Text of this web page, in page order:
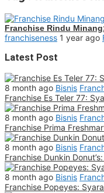
Franchise Rindu
franchiseness 1 year ago
Latest Post
8 month ago Bisnis
Franchise Es Teler 77:
8 month ago Bisnis
Franchise Prima
8 month ago Bisnis
Franchise Dunkin
8 month ago Bisnis
Franchise Popeyes: